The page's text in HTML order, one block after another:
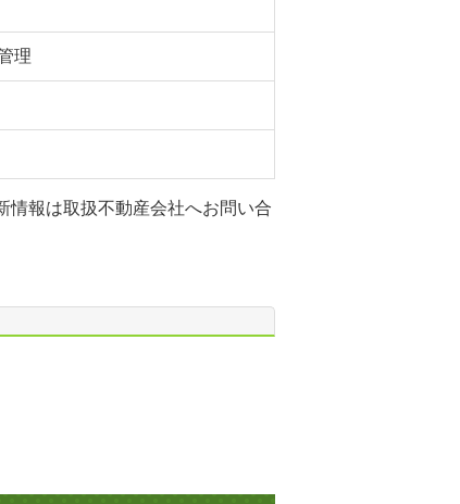
理
情報は取扱不動産会社へお問い合